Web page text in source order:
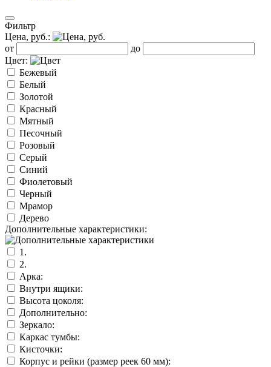
Фильтр
Цена, руб.:
от
до
Цвет:
Бежевый
Белый
Золотой
Красный
Мятный
Песочный
Розовый
Серый
Синий
Фиолетовый
Черный
Мрамор
Дерево
Дополнительные характеристики:
1.
2.
Арка:
Внутри ящики:
Высота цоколя:
Дополнительно:
Зеркало:
Каркас тумбы:
Кисточки:
Корпус и рейки (размер реек 60 мм):